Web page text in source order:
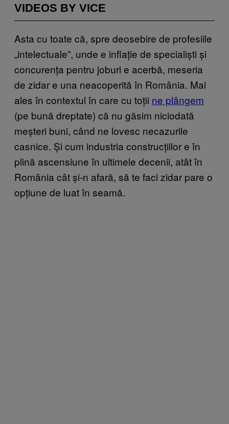
VIDEOS BY VICE
Asta cu toate că, spre deosebire de profesiile
„intelectuale”, unde e inflație de specialiști și
concurența pentru joburi e acerbă, meseria
de zidar e una neacoperită în România. Mai
ales în contextul în care cu toții ne plângem
(pe bună dreptate) că nu găsim niciodată
meșteri buni, când ne lovesc necazurile
casnice. Și cum industria construcțiilor e în
plină ascensiune în ultimele decenii, atât în
România cât și-n afară, să te faci zidar pare o
opțiune de luat în seamă.